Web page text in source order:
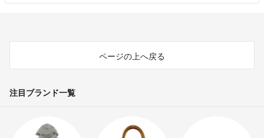
ページの上へ戻る
注目ブランド一覧